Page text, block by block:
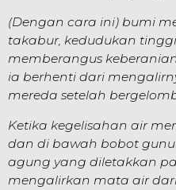
(Dengan cara ini) bumi
takabur, kedudukan
memberangus
ia berhenti dari
mereda setelah
Ketika kegelisahan air
dan di bawah bobot
agung yang diletakkan
mengalirkan mata air